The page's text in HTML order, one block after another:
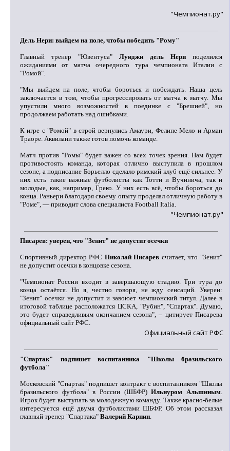
"Чемпионат.ру"
Дель Нери: выйдем на поле, чтобы победить "Рому"
Главный тренер "Ювентуса" Луиджи дель Нери поделился
ожиданиями от матча очередного тура чемпионата Италии с
"Ромой".
"Мы выйдем на поле, чтобы бороться и побеждать. Наша цель
заключается в том, чтобы прогрессировать от матча к матчу. Мы
упустили много возможностей в поединке с "Брешией", но
продолжаем работать над ошибками.
К игре с "Ромой" в строй вернулись Амаури, Фелипе Мело и Арман
Траоре. Аквилани также готов помочь команде.
Матч против "Ромы" будет важен со всех точек зрения. Нам будет
противостоять команда, которая отлично выступила в прошлом
сезоне, а подписание Борьелло сделало римский клуб ещё сильнее. У
них есть такие важные футболисты как Тотти и Вучинича, так и
молодые, как, например, Греко. У них есть всё, чтобы бороться до
конца. Раньери благодаря своему опыту проделал отличную работу в
"Роме", — приводит слова специалиста Football Italia.
"Чемпионат.ру"
Писарев: уверен, что "Зенит" не допустит осечки
Спортивный директор РФС Николай Писарев считает, что "Зенит"
не допустит осечки в концовке сезона.
"Чемпионат России входит в завершающую стадию. Три тура до
конца остаётся. Но я, честно говоря, не жду сенсаций. Уверен:
"Зенит" осечки не допустит и завоюет чемпионский титул. Далее в
итоговой таблице расположатся ЦСКА, "Рубин", "Спартак". Думаю,
это будет справедливым окончанием сезона", – цитирует Писарева
официальный сайт РФС.
Официальный сайт РФС
"Спартак" подпишет воспитанника "Школы бразильского
футбола"
Московский "Спартак" подпишет контракт с воспитанником "Школы
бразильского футбола" в России (ШБФР)Ильнуром Альшиным.
Игрок будет выступать за молодежную команду. Также красно-белые
интересуется ещё двумя футболистами ШБФР. Об этом рассказал
главный тренер "Спартака" Валерий Карпин.